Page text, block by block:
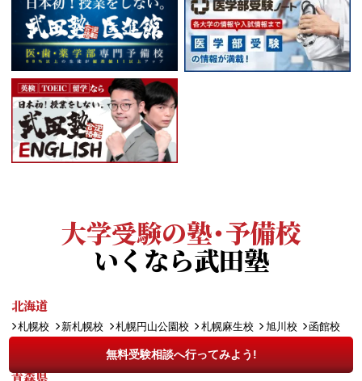
無料受験相談へ行ってみよう!
大学受験の塾・予備校
いくなら武田塾
北海道
札幌校 新札幌校 札幌円山公園校 札幌麻生校 旭川校
函館校
札幌大通校
青森県